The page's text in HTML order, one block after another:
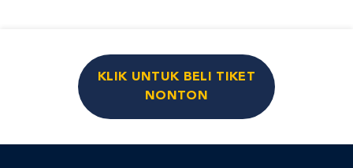
KLIK UNTUK BELI TIKET
NONTON